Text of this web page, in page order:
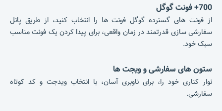
700+ فونت گوگل
از فونت های گسترده گوگل فونت ها را انتخاب کنید، از طریق پانل
سفارشی سازی قدرتمند در زمان واقعی، برای پیدا کردن یک فونت مناسب
سبک خود.
ستون های سفارشی و ویجت ها
نوار کناری خود را، برای ناوبری آسان، با انتخاب ویدجت و کد کوتاه
سفارشی.